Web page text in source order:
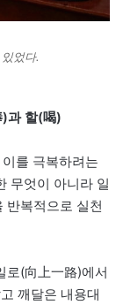
었다.
)과 할(喝)
를 극복하려는
무엇이 아니라 일
반복적으로 실천
로(向上一路)에서
깨달은 내용대